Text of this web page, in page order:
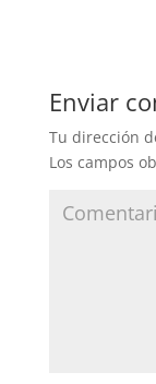
Enviar
Tu dirección
Los campos